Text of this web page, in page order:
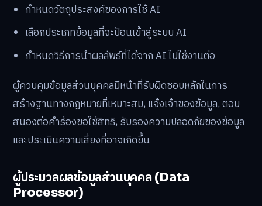
กำหนดวัตถุประสงค์ของการใช้ AI
เลือกประเภทข้อมูลที่จะป้อนเข้าสู่ระบบ AI
กำหนดวิธีการนำผลลัพธ์ที่ได้จาก AI ไปใช้งานต่อ
ผู้ควบคุมข้อมูลส่วนบุคคลมีหน้าที่รับผิดชอบหลักในการ
สร้างฐานทางกฎหมายที่เหมาะสม, แจ้งเจ้าของข้อมูล, ตอบ
สนองต่อคำร้องขอใช้สิทธิ, รับรองความปลอดภัยของข้อมูล
และประเมินความเสี่ยงที่อาจเกิดขึ้น
ผู้ประมวลผลข้อมูลส่วนบุคคล (Data
Processor)